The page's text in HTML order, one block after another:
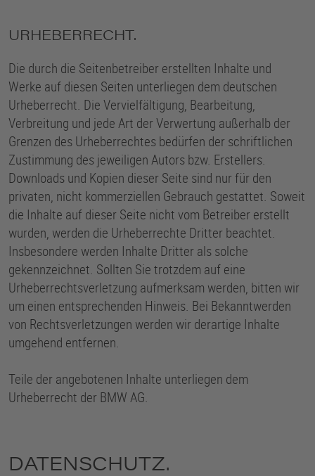
URHEBERRECHT.
Die durch die Seitenbetreiber erstellten Inhalte und
Werke auf diesen Seiten unterliegen dem deutschen
Urheberrecht. Die Vervielfältigung, Bearbeitung,
Verbreitung und jede Art der Verwertung außerhalb der
Grenzen des Urheberrechtes bedürfen der schriftlichen
Zustimmung des jeweiligen Autors bzw. Erstellers.
Downloads und Kopien dieser Seite sind nur für den
privaten, nicht kommerziellen Gebrauch gestattet. Soweit
die Inhalte auf dieser Seite nicht vom Betreiber erstellt
wurden, werden die Urheberrechte Dritter beachtet.
Insbesondere werden Inhalte Dritter als solche
gekennzeichnet. Sollten Sie trotzdem auf eine
Urheberrechtsverletzung aufmerksam werden, bitten wir
um einen entsprechenden Hinweis. Bei Bekanntwerden
von Rechtsverletzungen werden wir derartige Inhalte
umgehend entfernen.
Teile der angebotenen Inhalte unterliegen dem
Urheberrecht der BMW AG.
DATENSCHUTZ.